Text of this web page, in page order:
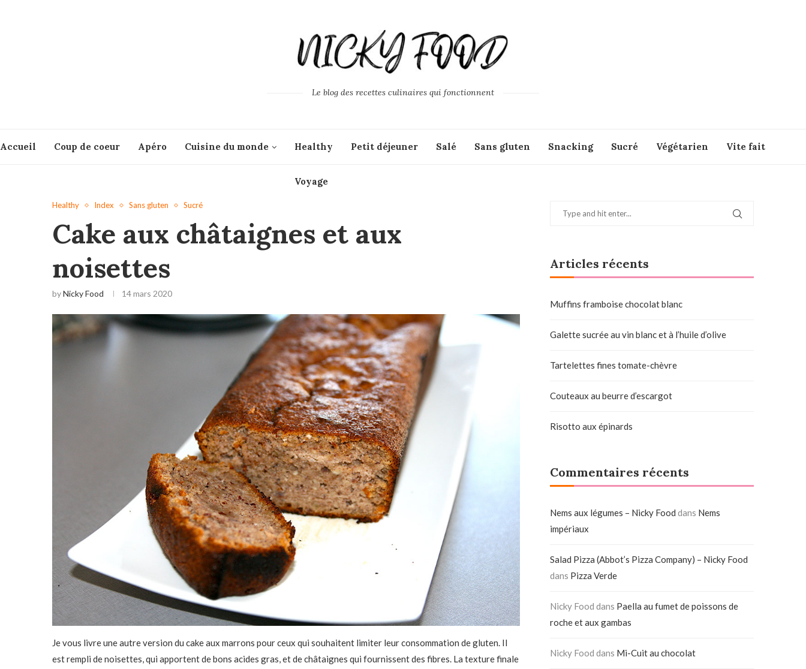
Le blog des recettes culinaires qui fonctionnent
Accueil Coup de coeur Apéro Cuisine du monde Healthy Petit déjeuner Salé Sans gluten Snacking Sucré Végétarien Vite fait
Voyage
Healthy Index Sans gluten Sucré
Cake aux châtaignes et aux
noisettes
byNicky Food 14 mars 2020
Je vous livre une autre version du cake aux marrons pour ceux qui souhaitent limiter leur consommation de gluten. Il
est rempli de noisettes, qui apportent de bons acides gras, et de châtaignes qui fournissent des fibres. La texture finale
Articles récents
Muffins framboise chocolat blanc
Galette sucrée au vin blanc et à l’huile d’olive
Tartelettes fines tomate-chèvre
Couteaux au beurre d’escargot
Risotto aux épinards
Commentaires récents
Nems aux légumes – Nicky Food dans Nems
impériaux
Salad Pizza (Abbot’s Pizza Company) – Nicky Food
dans Pizza Verde
Nicky Food dans Paella au fumet de poissons de
roche et aux gambas
Nicky Food dans Mi-Cuit au chocolat